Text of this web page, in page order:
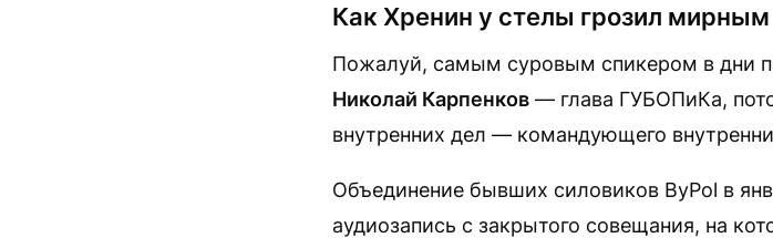
Как Хренин у стелы грозил
Пожалуй, самым суровым спикером в дни
Николай Карпенков — глава ГУБОПиКа,
внутренних дел — командующего
Объединение бывших силовиков ByPol в
аудиозапись с закрытого совещания, на